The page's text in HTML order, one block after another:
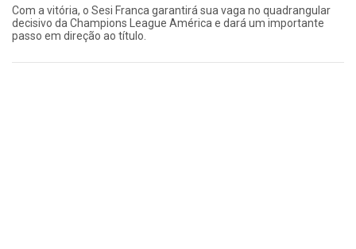
Com a vitória, o Sesi Franca garantirá sua vaga no quadrangular
decisivo da Champions League América e dará um importante
passo em direção ao título.